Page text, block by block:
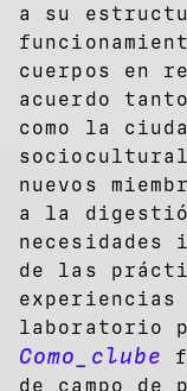
a su
cuerpos en
acuerdo
como la
nuevos
a la
necesidades
de las
experiencias
laboratorio
Como_clube
de campo de